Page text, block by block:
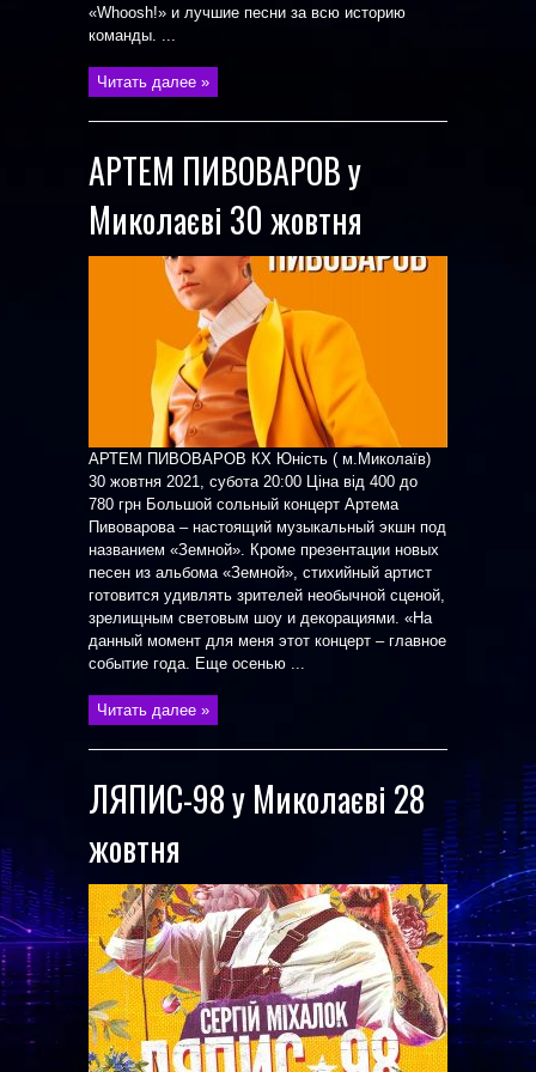
«Whoosh!» и лучшие песни за всю историю
команды. ...
Читать далее »
АРТЕМ ПИВОВАРОВ у
Миколаєві 30 жовтня
АРТЕМ ПИВОВАРОВ КХ Юність ( м.Миколаїв)
30 жовтня 2021, субота 20:00 Ціна від 400 до
780 грн Большой сольный концерт Артема
Пивоварова – настоящий музыкальный экшн под
названием «Земной». Кроме презентации новых
песен из альбома «Земной», стихийный артист
готовится удивлять зрителей необычной сценой,
зрелищным световым шоу и декорациями. «На
данный момент для меня этот концерт – главное
событие года. Еще осенью ...
Читать далее »
ЛЯПИС-98 у Миколаєві 28
жовтня